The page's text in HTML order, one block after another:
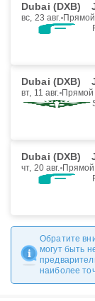
Dubai (DXB)
вс, 23 авг. Прямой
Dubai (DXB)
вт, 11 авг. Прямой
Dubai (DXB)
чт, 20 авг. Прямой
Обратите
могут быть
наиболее